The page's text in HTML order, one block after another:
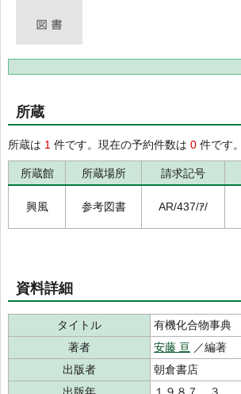
所蔵
所蔵は 1 件です。現在の予約件数は 0 件です。
所蔵館 所蔵場所 請求記号
興風 参考図書 AR/437/ｱ/
資料詳細
タイトル
有機化合物事典
著者
安藤 亘 ／編著
出版者
朝倉書店